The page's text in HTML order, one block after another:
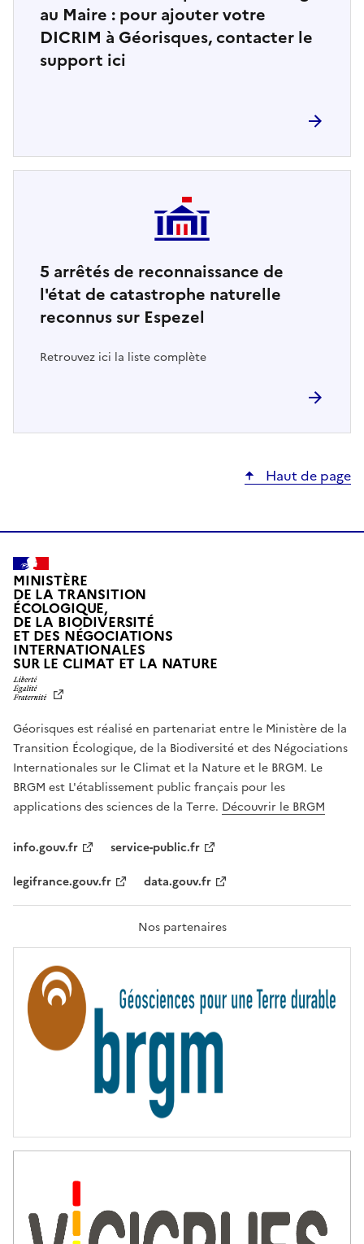
au Maire : pour ajouter votre
DICRIM à Géorisques, contacter le
support ici
5 arrêtés de reconnaissance de
l'état de catastrophe naturelle
reconnus sur Espezel
Retrouvez ici la liste complète
Haut de page
MINISTÈRE
DE LA TRANSITION
ÉCOLOGIQUE,
DE LA BIODIVERSITÉ
ET DES NÉGOCIATIONS
INTERNATIONALES
SUR LE CLIMAT ET LA NATUREL
T
É
,
É
G
A
L
F
A
T
R
T
É
Géorisques est réalisé en partenariat entre le Ministère de la
Transition Écologique, de la Biodiversité et des Négociations
Internationales sur le Climat et la Nature et le BRGM. Le
BRGM est L'établissement public français pour les
applications des sciences de la Terre. Découvrir le BRGM
info.gouv.fr
service-public.fr
legifrance.gouv.fr
data.gouv.fr
Nos partenaires